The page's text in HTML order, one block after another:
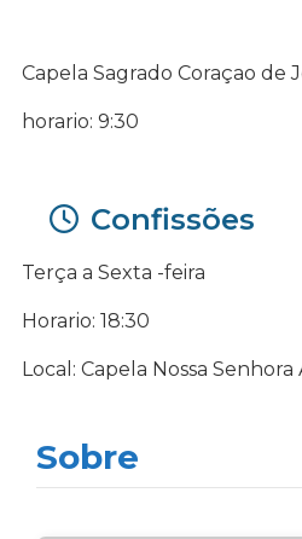
Capela Sagrado Coraçao de
horario: 9:30
Confissões
Terça a Sexta -feira
Horario: 18:30
Local: Capela Nossa Senhora
Sobre